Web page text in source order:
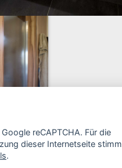
reCAPTCHA. Für die
dieser Internetseite
.